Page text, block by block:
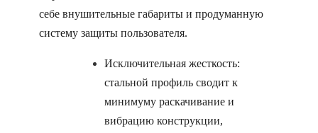
себе внушительные габариты и продуманную
систему защиты пользователя.
Исключительная жесткость:
стальной профиль сводит к
минимуму раскачивание и
вибрацию конструкции,